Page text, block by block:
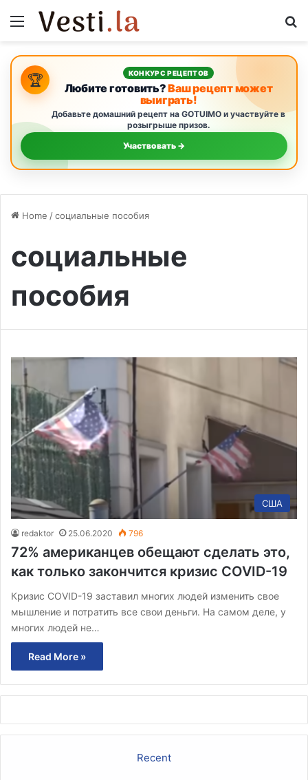
Menu
🏆 КОНКУРС РЕЦЕПТОВ
Любите готовить?Ваш рецепт может
выиграть!
Добавьте домашний рецепт на GOTUIMO и участвуйте в
розыгрыше призов.
Участвовать →
Home /социальные пособия
социальные
пособия
США
redaktor 25.06.2020 796
72% американцев обещают сделать это,
как только закончится кризис COVID-19
Кризис COVID-19 заставил многих людей изменить свое
мышление и потратить все свои деньги. На самом деле, у
многих людей не…
Read More »
Recent